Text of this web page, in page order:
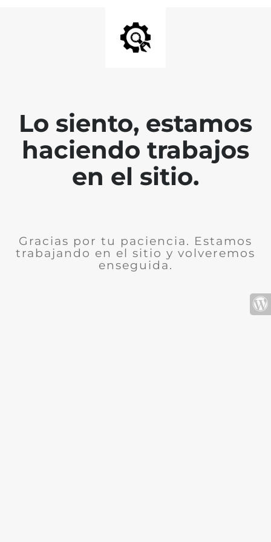
Lo siento, estamos
haciendo trabajos
en el sitio.
Gracias por tu paciencia. Estamos
trabajando en el sitio y volveremos
enseguida.